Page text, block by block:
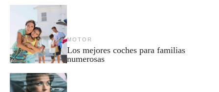
MOTOR
Los mejores coches para familias
numerosas